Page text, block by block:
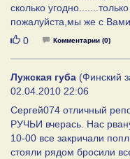
сколько
пожалуйста,мы же с
Нравится
0 Комментарии (0)
Лужская губа (Финский
02.04.2010 22:06
Сергей074 отличный
РУЧЬИ вчерась. Нас
10-00 все закричали
стояли рядом бросили